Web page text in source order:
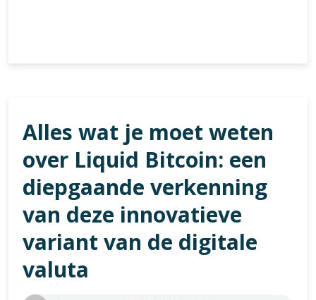
Een
Overzicht
van
de
Belangrijkste
Digitale
Activa
Alles wat je moet weten
over Liquid Bitcoin: een
diepgaande verkenning
van deze innovatieve
variant van de digitale
valuta